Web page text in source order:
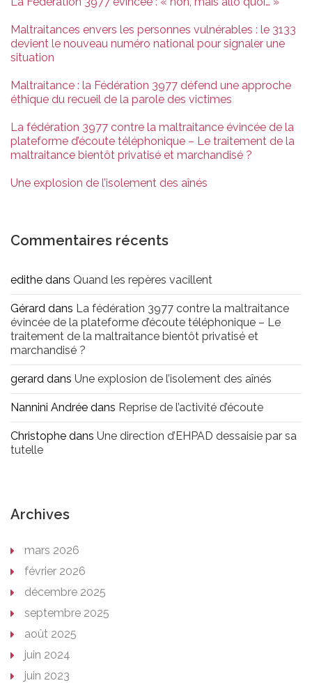
Maltraitances envers les personnes vulnérables : le 3133
devient le nouveau numéro national pour signaler une
situation
Maltraitance : la Fédération 3977 défend une approche
éthique du recueil de la parole des victimes
La fédération 3977 contre la maltraitance évincée de la
plateforme d’écoute téléphonique – Le traitement de la
maltraitance bientôt privatisé et marchandisé ?
Une explosion de l’isolement des aînés
Commentaires récents
edithe dans Quand les repères vacillent
Gérard dans La fédération 3977 contre la maltraitance
évincée de la plateforme d’écoute téléphonique – Le
traitement de la maltraitance bientôt privatisé et
marchandisé ?
gerard dans Une explosion de l’isolement des aînés
Nannini Andrée dans Reprise de l’activité d’écoute
Christophe dans Une direction d’EHPAD dessaisie par sa
tutelle
Archives
mars 2026
février 2026
décembre 2025
septembre 2025
août 2025
juin 2024
juin 2023